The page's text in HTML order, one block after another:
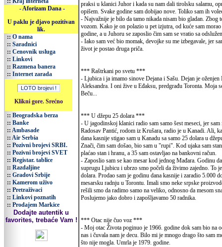
- Aforizam Dana -
U paklu je djavo pozitivan
lik.
:: O nama
:: Saradnici
:: Cenovnik usluga
:: Linkovi
:: Razmena banera
:: Internet zarada
Klikni gore. Srećno
:: Beogradska berza
:: Banke
:: Ambasade
:: Air Serbia
:: Pozivni brojevi SRBI.
:: Pozivni brojevi SVET
:: Registar. tablice
:: Razdaljine
:: Gradovi Srbije
:: Kamerom uživo
:: Pretraživaci
:: Linkovi poznatih
:: Prodajem Markice
Dodajte autentik u
favorites, trebaće Vam !
praksi u klanici Juhor i kada su nam dali tirolsku salamu,
opišem. Svake godine sam dobijao nove. Toliko sam ih
- Najvažnije je bilo da tamo nikada nisam bio gladan. Zbog
vozom. Kako je on polazio u pet izjutra, od kuće sam
godine, a u Juhoru se zaposlio čim sam se vratio sa
- Iako sam već bio momak, devojke su me izbegavale, jer
život je postao druga priča.
*** Raštrkani po svetu ***
- Ljubica i ja imamo sinove Dejana i Sašu. Dejan je
Aleksandra. I oni žive u Eđaksu, predgrađu Toronta. Moja
Beču...
*** U džepu 25 dolara ***
- U jagodinskoj klanici radio sam samo šest meseci, jer
Radosav Pantić, rodom iz Krušara, radio je u Kanadi. Ali,
dana kasnije stigao sam u Kanadu sa samo 25 dolara u
Znači, čim sam došao, bio sam u "rupi". Kod ujaka sam
plaćao stan i hranu, a 35 sam ostavljao na bankovni račun.
- Zaposlio sam se kao mesar kod jednog Mađara. Godinu
suprugu Ljubicu i ubrzo smo počeli da živimo zajedno. To
dolara. Prodao sam je godinu dana kasnije i zaradio
mesarsku radnju u Torontu. Imali smo neke srpske
rešili smo da radimo samo na veliko, odnosno da mesom
Poslujemo jako dobro i zapošljavamo 50 radnika.
*** Otac nije čuo voz ***
- Moj otac Života poginuo je 1966. godine dok sam bio na
nas i čuvala nam je decu. Bilo mi je mnogo drago što sam
što nije mogla. Umrla je 1979. godine.